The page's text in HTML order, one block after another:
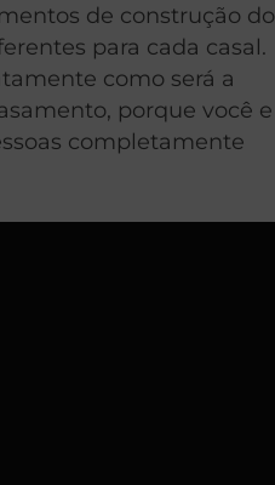
de construção do
para cada casal.
como será a
porque você e
completamente